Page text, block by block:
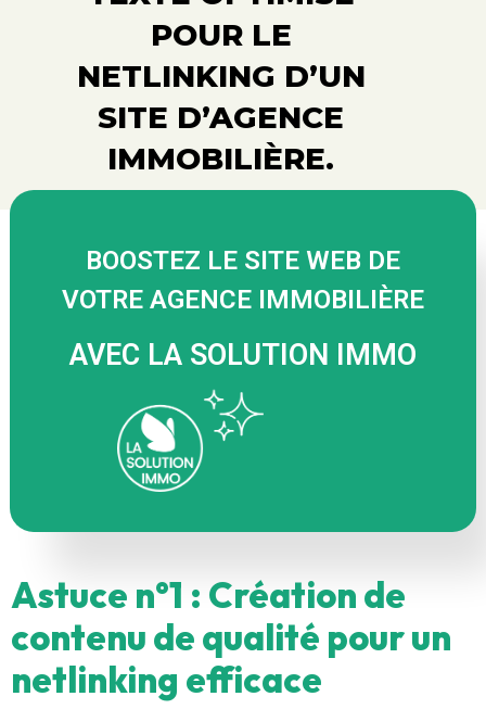
POUR LE
NETLINKING D’UN
SITE D’AGENCE
IMMOBILIÈRE.
BOOSTEZ LE SITE WEB DE
VOTRE AGENCE IMMOBILIÈRE
AVEC LA SOLUTION IMMO
Astuce n°1 : Création de
contenu de qualité pour un
netlinking efficace